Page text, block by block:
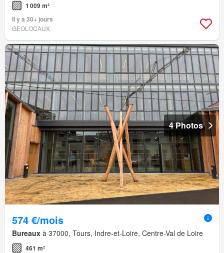
1 009 m²
Il y a 30+ jours
GEOLOCAUX
4 Photos
574 €/mois
Bureaux à 37000, Tours, Indre-et-Loire, Centre-Val de Loire
461 m²